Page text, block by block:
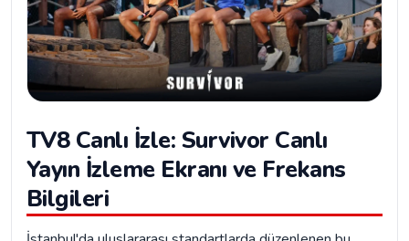
TV8 Canlı İzle: Survivor Canlı
Yayın İzleme Ekranı ve Frekans
Bilgileri